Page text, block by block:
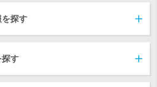
探す
探す